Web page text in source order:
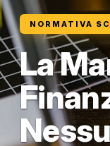
NORMATIVA
La